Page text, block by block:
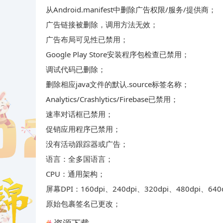
从Android.manifest中删除广告权限/服务/提供商；
广告链接被删除，调用方法无效；
广告布局可见性已禁用；
Google Play Store安装程序包检查已禁用；
调试代码已删除；
删除相应java文件的默认.source标签名称；
Analytics/Crashlytics/Firebase已禁用；
速率对话框已禁用；
促销应用程序已禁用；
没有活动跟踪器或广告；
语言：全多国语言；
CPU：通用架构；
屏幕DPI：160dpi、240dpi、320dpi、480dpi、
原始包裹签名已更改；